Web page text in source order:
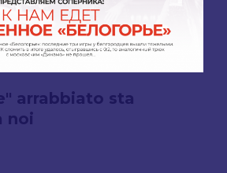
arrabbiato sta
noi